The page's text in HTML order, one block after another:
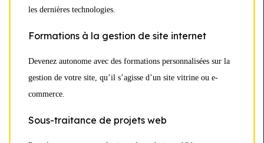
les dernières technologies.
Formations à la gestion de site internet
Devenez autonome avec des formations personnalisées sur la
gestion de votre site, qu’il s’agisse d’un site vitrine ou e-
commerce.
Sous-traitance de projets web